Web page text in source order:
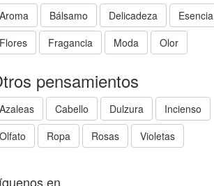
Aroma Bálsamo Delicadeza
Esencia
Flores
Fragancia Moda Olor
pensamientos
Azaleas Cabello Dulzura
Incienso
Olfato
Ropa Rosas Violetas
en